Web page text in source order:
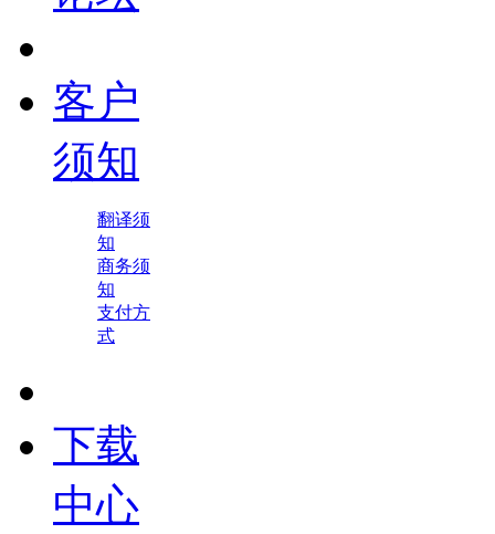
客户
须知
翻译须
知
商务须
知
支付方
式
下载
中心